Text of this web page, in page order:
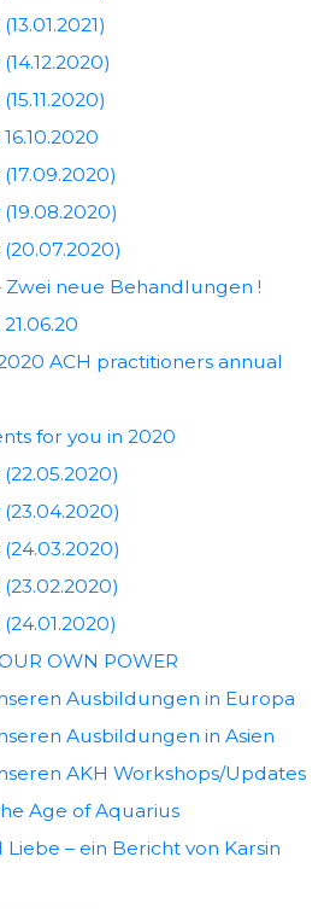
Zwei neue Behandlungen !
ACH practitioners annual
for you in 2020
OWN POWER
Ausbildungen in Europa
Ausbildungen in Asien
AKH Workshops/Updates
Age of Aquarius
– ein Bericht von Karsin